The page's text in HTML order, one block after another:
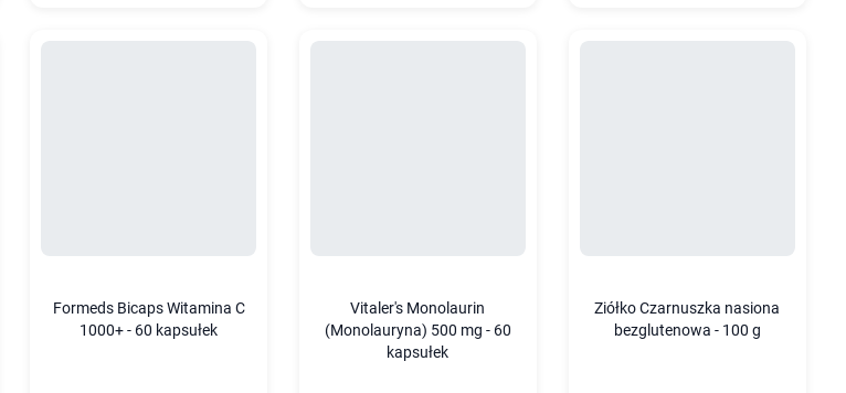
Formeds Bicaps Witamina C
1000+ - 60 kapsułek
Vitaler's Monolaurin
(Monolauryna) 500 mg - 60
kapsułek
Ziółko Czarnuszka nasiona
bezglutenowa - 100 g